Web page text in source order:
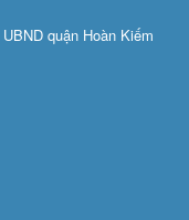
quận Hoàn Kiếm